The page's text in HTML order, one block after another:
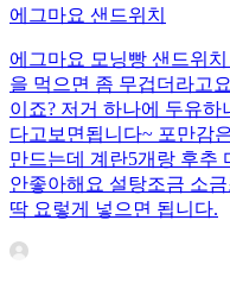
에그마요 샌드위치
에그마요 모닝빵 샌드위
을 먹으면 좀 무겁더라고
이죠? 저거 하나에 두유
다고보면됩니다~ 포만감
만드는데 계란5개랑 후추
안좋아해요 설탕조금 소
딱 요렇게 넣으면 됩니다.